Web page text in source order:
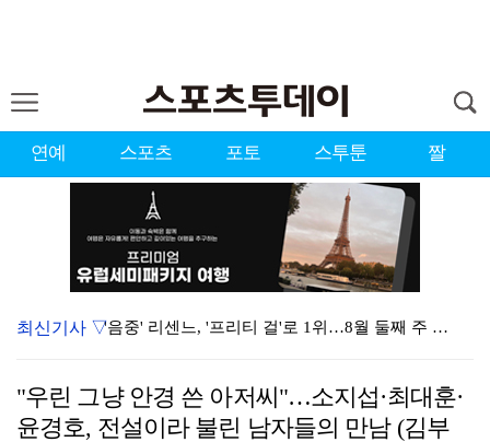
연예 스포츠 포토 스투툰 짤
'음중' 리센느, '프리티 걸'로 1위…8월 둘째 주 …
"큰 섭섭함 안겨 미안"…블랙핑크 지수, 10주년 잡음…
최신기사 ▽
"우린 그냥 안경 쓴 아저씨"…소지섭·최대훈·
윤경호, 전설이라 불린 남자들의 만남 (김부